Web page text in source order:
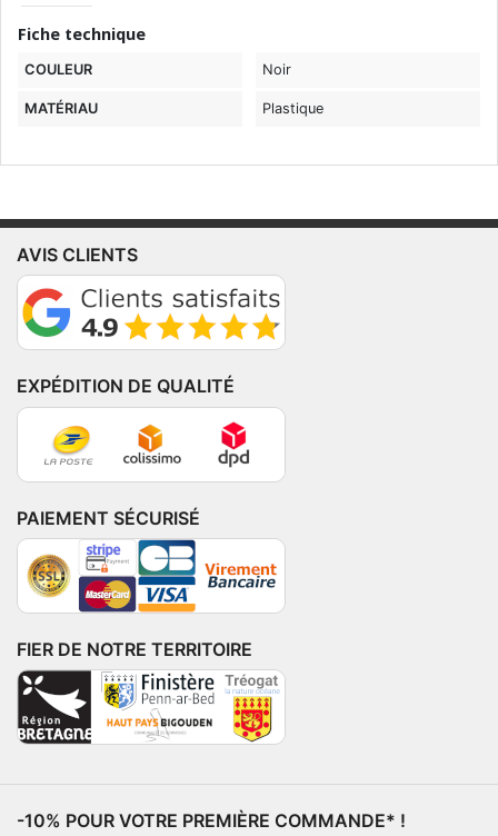
Fiche technique
COULEUR Noir
MATÉRIAU Plastique
AVIS CLIENTS
EXPÉDITION DE QUALITÉ
PAIEMENT SÉCURISÉ
FIER DE NOTRE TERRITOIRE
-10% POUR VOTRE PREMIÈRE COMMANDE* !